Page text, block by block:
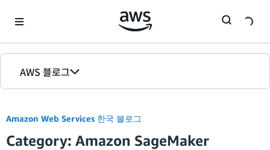
AWS 블로그
에디션
Amazon Web Services 한국 블로그
Category: Amazon SageMaker